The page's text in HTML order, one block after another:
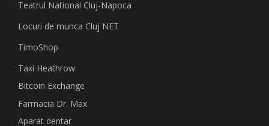
Teatrul National Cluj-Napoca
Locuri de munca Cluj NET
TimoShop
Taxi Heathrow
Bitcoin Exchange
Farmacia Dr. Max
Aparat dentar